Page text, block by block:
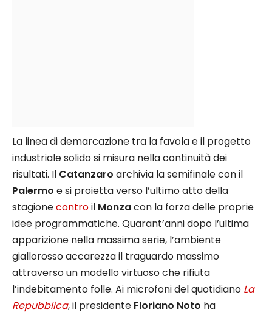
La linea di demarcazione tra la favola e il progetto
industriale solido si misura nella continuità dei
risultati. Il Catanzaro archivia la semifinale con il
Palermo e si proietta verso l’ultimo atto della
stagionecontroil Monzacon la forza delle proprie
idee programmatiche. Quarant’anni dopo l’ultima
apparizione nella massima serie, l’ambiente
giallorosso accarezza il traguardo massimo
attraverso un modello virtuoso che rifiuta
l’indebitamento folle. Ai microfoni del quotidiano La
Repubblica, il presidente Floriano Noto ha